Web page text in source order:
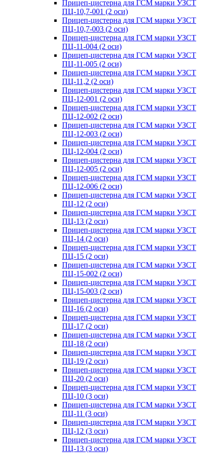
Прицеп-цистерна для ГСМ марки УЗСТ
ПЦ-10,7-001 (2 оси)
Прицеп-цистерна для ГСМ марки УЗСТ
ПЦ-10,7-003 (2 оси)
Прицеп-цистерна для ГСМ марки УЗСТ
ПЦ-11-004 (2 оси)
Прицеп-цистерна для ГСМ марки УЗСТ
ПЦ-11-005 (2 оси)
Прицеп-цистерна для ГСМ марки УЗСТ
ПЦ-11,2 (2 оси)
Прицеп-цистерна для ГСМ марки УЗСТ
ПЦ-12-001 (2 оси)
Прицеп-цистерна для ГСМ марки УЗСТ
ПЦ-12-002 (2 оси)
Прицеп-цистерна для ГСМ марки УЗСТ
ПЦ-12-003 (2 оси)
Прицеп-цистерна для ГСМ марки УЗСТ
ПЦ-12-004 (2 оси)
Прицеп-цистерна для ГСМ марки УЗСТ
ПЦ-12-005 (2 оси)
Прицеп-цистерна для ГСМ марки УЗСТ
ПЦ-12-006 (2 оси)
Прицеп-цистерна для ГСМ марки УЗСТ
ПЦ-12 (2 оси)
Прицеп-цистерна для ГСМ марки УЗСТ
ПЦ-13 (2 оси)
Прицеп-цистерна для ГСМ марки УЗСТ
ПЦ-14 (2 оси)
Прицеп-цистерна для ГСМ марки УЗСТ
ПЦ-15 (2 оси)
Прицеп-цистерна для ГСМ марки УЗСТ
ПЦ-15-002 (2 оси)
Прицеп-цистерна для ГСМ марки УЗСТ
ПЦ-15-003 (2 оси)
Прицеп-цистерна для ГСМ марки УЗСТ
ПЦ-16 (2 оси)
Прицеп-цистерна для ГСМ марки УЗСТ
ПЦ-17 (2 оси)
Прицеп-цистерна для ГСМ марки УЗСТ
ПЦ-18 (2 оси)
Прицеп-цистерна для ГСМ марки УЗСТ
ПЦ-19 (2 оси)
Прицеп-цистерна для ГСМ марки УЗСТ
ПЦ-20 (2 оси)
Прицеп-цистерна для ГСМ марки УЗСТ
ПЦ-10 (3 оси)
Прицеп-цистерна для ГСМ марки УЗСТ
ПЦ-11 (3 оси)
Прицеп-цистерна для ГСМ марки УЗСТ
ПЦ-12 (3 оси)
Прицеп-цистерна для ГСМ марки УЗСТ
ПЦ-13 (3 оси)